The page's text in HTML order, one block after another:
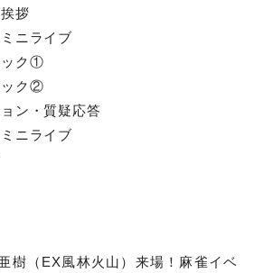
拶
ニライブ
ック①
ック②
ン・質疑応答
ニライブ
樹（EX風林火山）来場！麻雀イベ